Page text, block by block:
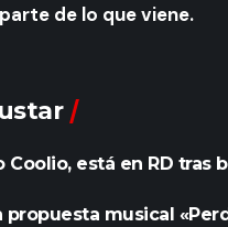
de lo que viene.
está en RD tras
musical